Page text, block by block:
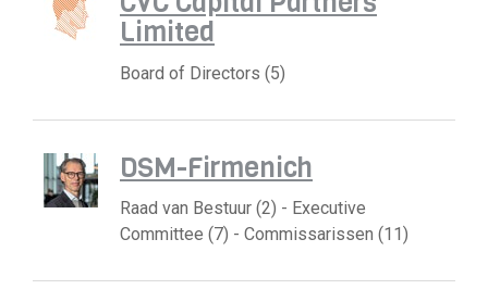
Limited
Board of Directors (5)
DSM-Firmenich
Raad van Bestuur (2) - Executive
Committee (7) - Commissarissen (11)